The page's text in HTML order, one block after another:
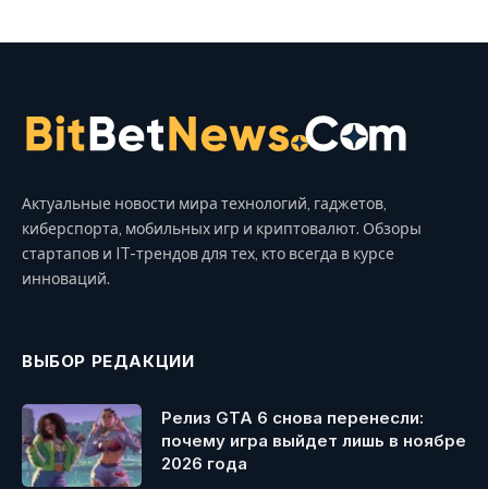
Актуальные новости мира технологий, гаджетов,
киберспорта, мобильных игр и криптовалют. Обзоры
стартапов и IT-трендов для тех, кто всегда в курсе
инноваций.
ВЫБОР РЕДАКЦИИ
Релиз GTA 6 снова перенесли:
почему игра выйдет лишь в ноябре
2026 года